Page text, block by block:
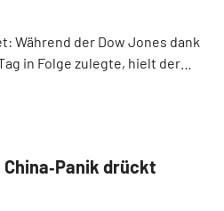
Während der Dow Jones dank
in Folge zulegte, hielt der
Der Nasdaq 100 rutschte weiter
drückt